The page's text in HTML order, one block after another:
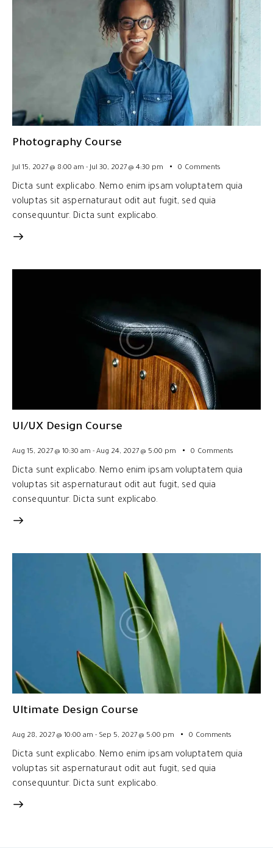
Photography Course
Jul 15, 2027 @ 8:00 am -Jul 30, 2027 @ 4:30 pm 0 Comments
Dicta sunt explicabo. Nemo enim ipsam voluptatem quia
voluptas sit aspernaturaut odit aut fugit, sed quia
consequuntur. Dicta sunt explicabo.
UI/UX Design Course
Aug 15, 2027 @ 10:30 am - Aug 24, 2027 @ 5:00 pm 0 Comments
Dicta sunt explicabo. Nemo enim ipsam voluptatem quia
voluptas sit aspernaturaut odit aut fugit, sed quia
consequuntur. Dicta sunt explicabo.
Ultimate Design Course
Aug 28, 2027 @ 10:00 am - Sep 5, 2027 @ 5:00 pm 0 Comments
Dicta sunt explicabo. Nemo enim ipsam voluptatem quia
voluptas sit aspernaturaut odit aut fugit, sed quia
consequuntur. Dicta sunt explicabo.